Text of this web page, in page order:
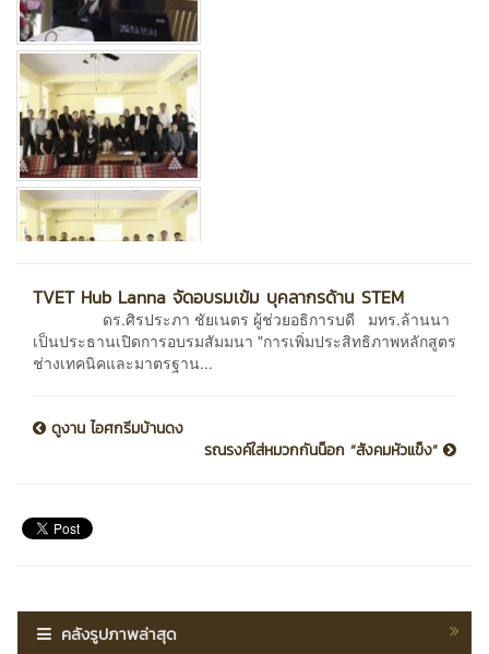
TVET Hub Lanna จัดอบรมเข้ม บุคลากรด้าน STEM
ดร.ศิรประภา ชัยเนตร ผู้ช่วยอธิการบดี มทร.ล้านนา
เป็นประธานเปิดการอบรมสัมมนา "การเพิ่มประสิทธิภาพหลักสูตร
ช่างเทคนิคและมาตรฐาน...
ดูงาน ไอศกรีมบ้านดง
รณรงค์ใส่หมวกกันน็อก “สังคมหัวแข็ง”
คลังรูปภาพล่าสุด